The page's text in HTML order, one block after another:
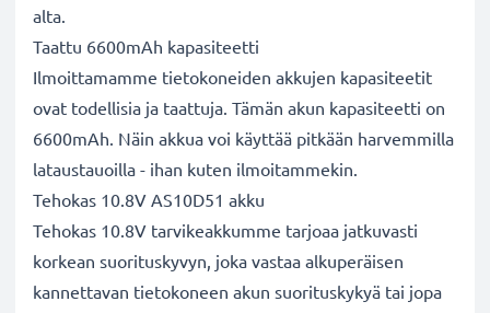
alta.
Taattu 6600mAh kapasiteetti
Ilmoittamamme tietokoneiden akkujen kapasiteetit
ovat todellisia ja taattuja. Tämän akun kapasiteetti on
6600mAh. Näin akkua voi käyttää pitkään harvemmilla
lataustauoilla - ihan kuten ilmoitammekin.
Tehokas 10.8V AS10D51 akku
Tehokas 10.8V tarvikeakkumme tarjoaa jatkuvasti
korkean suorituskyvyn, joka vastaa alkuperäisen
kannettavan tietokoneen akun suorituskykyä tai jopa